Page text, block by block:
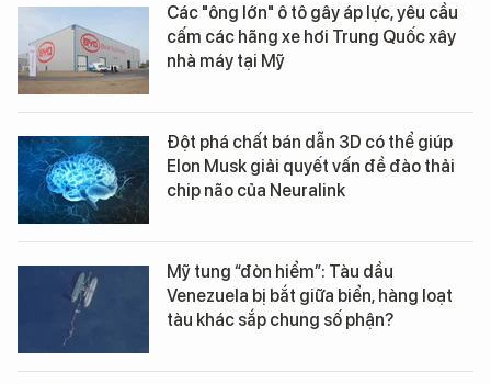
Các "ông lớn" ô tô gây áp lực, yêu cầu
cấm các hãng xe hơi Trung Quốc xây
nhà máy tại Mỹ
Đột phá chất bán dẫn 3D có thể giúp
Elon Musk giải quyết vấn đề đào thải
chip não của Neuralink
Mỹ tung “đòn hiểm”: Tàu dầu
Venezuela bị bắt giữa biển, hàng loạt
tàu khác sắp chung số phận?